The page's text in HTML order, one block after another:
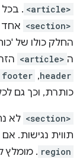
<article> . בכל
<section> אחד
החלק כולו של
ה <article>
header
,
כותרת, וכך גם
<section>
תווית נגישות.
region
.